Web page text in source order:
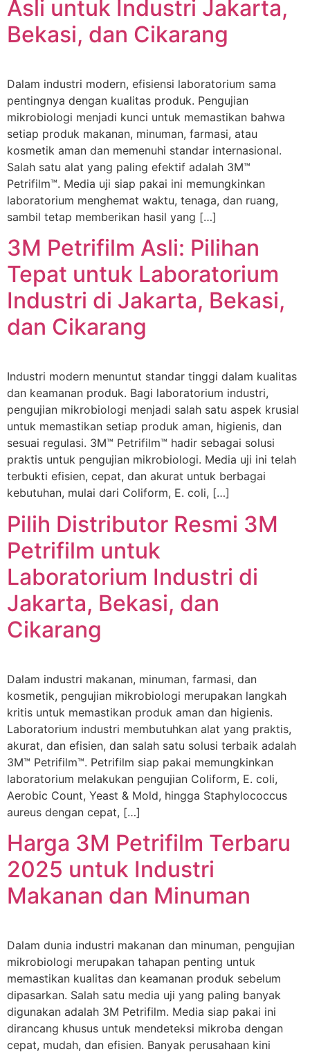
Asli untuk Industri Jakarta,
Bekasi, dan Cikarang
Dalam industri modern, efisiensi laboratorium sama
pentingnya dengan kualitas produk. Pengujian
mikrobiologi menjadi kunci untuk memastikan bahwa
setiap produk makanan, minuman, farmasi, atau
kosmetik aman dan memenuhi standar internasional.
Salah satu alat yang paling efektif adalah 3M™
Petrifilm™. Media uji siap pakai ini memungkinkan
laboratorium menghemat waktu, tenaga, dan ruang,
sambil tetap memberikan hasil yang […]
3M Petrifilm Asli: Pilihan
Tepat untuk Laboratorium
Industri di Jakarta, Bekasi,
dan Cikarang
Industri modern menuntut standar tinggi dalam kualitas
dan keamanan produk. Bagi laboratorium industri,
pengujian mikrobiologi menjadi salah satu aspek krusial
untuk memastikan setiap produk aman, higienis, dan
sesuai regulasi. 3M™ Petrifilm™ hadir sebagai solusi
praktis untuk pengujian mikrobiologi. Media uji ini telah
terbukti efisien, cepat, dan akurat untuk berbagai
kebutuhan, mulai dari Coliform, E. coli, […]
Pilih Distributor Resmi 3M
Petrifilm untuk
Laboratorium Industri di
Jakarta, Bekasi, dan
Cikarang
Dalam industri makanan, minuman, farmasi, dan
kosmetik, pengujian mikrobiologi merupakan langkah
kritis untuk memastikan produk aman dan higienis.
Laboratorium industri membutuhkan alat yang praktis,
akurat, dan efisien, dan salah satu solusi terbaik adalah
3M™ Petrifilm™. Petrifilm siap pakai memungkinkan
laboratorium melakukan pengujian Coliform, E. coli,
Aerobic Count, Yeast & Mold, hingga Staphylococcus
aureus dengan cepat, […]
Harga 3M Petrifilm Terbaru
2025 untuk Industri
Makanan dan Minuman
Dalam dunia industri makanan dan minuman, pengujian
mikrobiologi merupakan tahapan penting untuk
memastikan kualitas dan keamanan produk sebelum
dipasarkan. Salah satu media uji yang paling banyak
digunakan adalah 3M Petrifilm. Media siap pakai ini
dirancang khusus untuk mendeteksi mikroba dengan
cepat, mudah, dan efisien. Banyak perusahaan kini